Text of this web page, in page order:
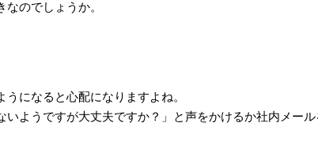
のでしょうか。
になると心配になりますよね。
ようですが大丈夫ですか？」と声をかけるか社内メー